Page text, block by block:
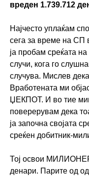
вреден 1.739.712
Најчесто уплаќам
сега за време на СП
ја пробам среќата
случи, кога го
случува. Мислев
Вработената ми
ЏЕКПОТ. И во тие
поверерувам дека
ја започна својата
среќен добитник-
Тој освои
денари. Парите од